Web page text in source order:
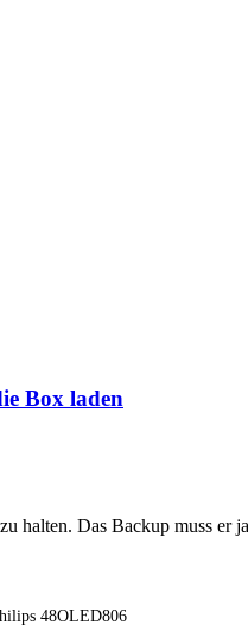
Box laden
Das Backup muss er
48OLED806